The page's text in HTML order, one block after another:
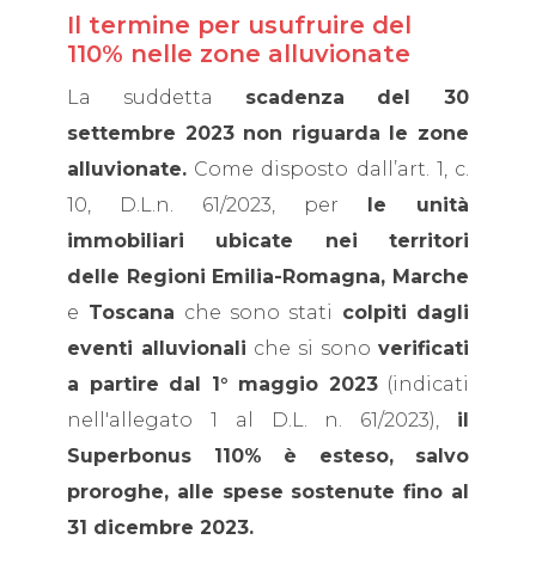
Il termine per usufruire del
110% nelle zone alluvionate
La suddetta scadenza del 30
settembre 2023 non riguarda le zone
alluvionate. Come disposto dall’art. 1, c.
10, D.L.n. 61/2023, per
le unità
immobiliari ubicate nei territori
delle Regioni Emilia-Romagna, Marche
e Toscana che sono stati colpiti dagli
eventi alluvionali che si sono verificati
a partire dal 1° maggio 2023(indicati
nell'allegato 1 al D.L. n. 61/2023), il
Superbonus 110% è esteso, salvo
proroghe, alle spese sostenute fino al
31 dicembre 2023.